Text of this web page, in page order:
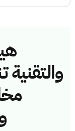
والتقنية